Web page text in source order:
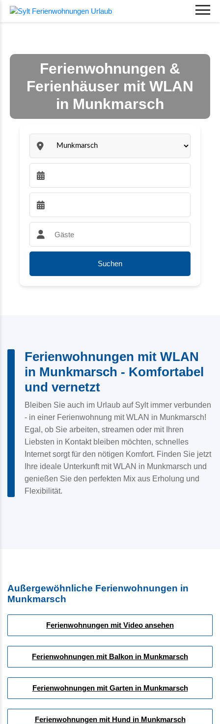
Ferienwohnungen &
Ferienhäuser mit WLAN
in Munkmarsch
Sylt:
Anreise wählen:
Abreise wählen:
Gäste:
Suchen
Ferienwohnungen mit WLAN
in Munkmarsch - Komfortabel
und vernetzt
Bleiben Sie auch im Urlaub auf Sylt immer verbunden
- in einer Ferienwohnung mit WLAN in Munkmarsch!
Egal, ob Sie arbeiten, streamen oder mit Ihren
Liebsten in Kontakt bleiben möchten, schnelles
Internet sorgt für den nötigen Komfort. Finden Sie jetzt
Ihre ideale Unterkunft mit WLAN in Munkmarsch und
genießen Sie den perfekten Mix aus Erholung und
Flexibilität.
Außergewöhnliche Ferienwohnungen in
Munkmarsch
Ferienwohnungen mit Video ansehen
Ferienwohnungen mit Balkon in Munkmarsch
Ferienwohnungen mit Garten in Munkmarsch
Ferienwohnungen mit Hund in Munkmarsch